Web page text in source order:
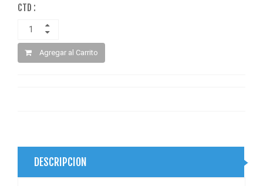
CTD :
Agregar al Carrito
DESCRIPCION